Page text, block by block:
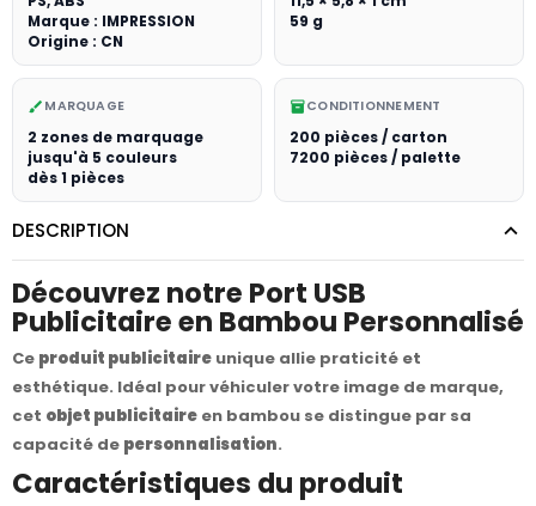
Marque : IMPRESSION
Origine : CN
59 g
brush MARQUAGE
2 zones de marquage
jusqu'à 5 couleurs
dès 1 pièces
inventory_2CONDITIONNEMENT
200 pièces / carton
7200 pièces / palette
DESCRIPTION
Découvrez notre Port USB
Publicitaire en Bambou Personnalisé
Ce produit publicitaire unique allie praticité et
esthétique. Idéal pour véhiculer votre image de marque,
cet objet publicitaire en bambou se distingue par sa
capacité de personnalisation.
Caractéristiques du produit